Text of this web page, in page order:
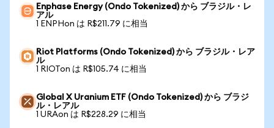
Enphase Energy (Ondo Tokenized) から ブラジル・レ
アル
1 ENPHon は R$211.79 に相当
Riot Platforms (Ondo Tokenized) から ブラジル・レア
ル
1 RIOTon は R$105.74 に相当
Global X Uranium ETF (Ondo Tokenized) から ブラジ
ル・レアル
1 URAon は R$228.29 に相当